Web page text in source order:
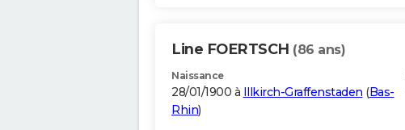
Line FOERTSCH (86 ans)
Naissance
28/01/1900 à Illkirch-Graffenstaden (Bas-
Rhin)